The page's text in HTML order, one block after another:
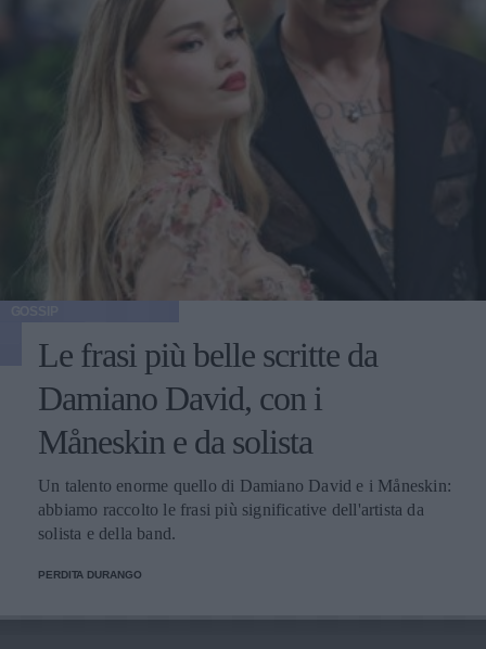
Le frasi più belle scritte da
Damiano David, con i
Måneskin e da solista
Un talento enorme quello di Damiano David e i Måneskin:
abbiamo raccolto le frasi più significative dell'artista da
solista e della band.
PERDITA DURANGO